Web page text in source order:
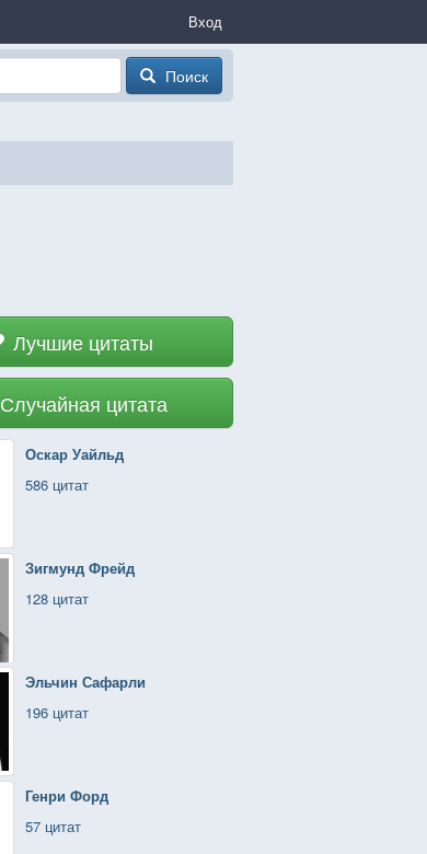
Вход
Поиск
Лучшие цитаты
Случайная цитата
Оскар Уайльд
586 цитат
Зигмунд Фрейд
128 цитат
Эльчин Сафарли
196 цитат
Генри Форд
57 цитат